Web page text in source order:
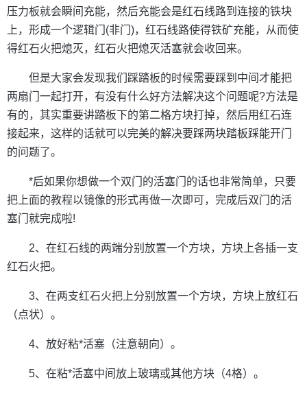
压力板就会瞬间充能，然后充能会是红石线路到连接的铁块
上，形成一个逻辑门(非门)，红石线路使得铁矿充能，从而使
得红石火把熄灭，红石火把熄灭活塞就会收回来。
但是大家会发现我们踩踏板的时候需要踩到中间才能把
两扇门一起打开，有没有什么好方法解决这个问题呢?方法是
有的，其实重要讲踏板下的第二格方块打掉，然后用红石连
接起来，这样的话就可以完美的解决要踩两块踏板踩能开门
的问题了。
*后如果你想做一个双门的活塞门的话也非常简单，只要
把上面的教程以镜像的形式再做一次即可，完成后双门的活
塞门就完成啦!
2、在红石线的两端分别放置一个方块，方块上各插一支
红石火把。
3、在两支红石火把上分别放置一个方块，方块上放红石
（点状）。
4、放好粘*活塞（注意朝向）。
5、在粘*活塞中间放上玻璃或其他方块（4格）。